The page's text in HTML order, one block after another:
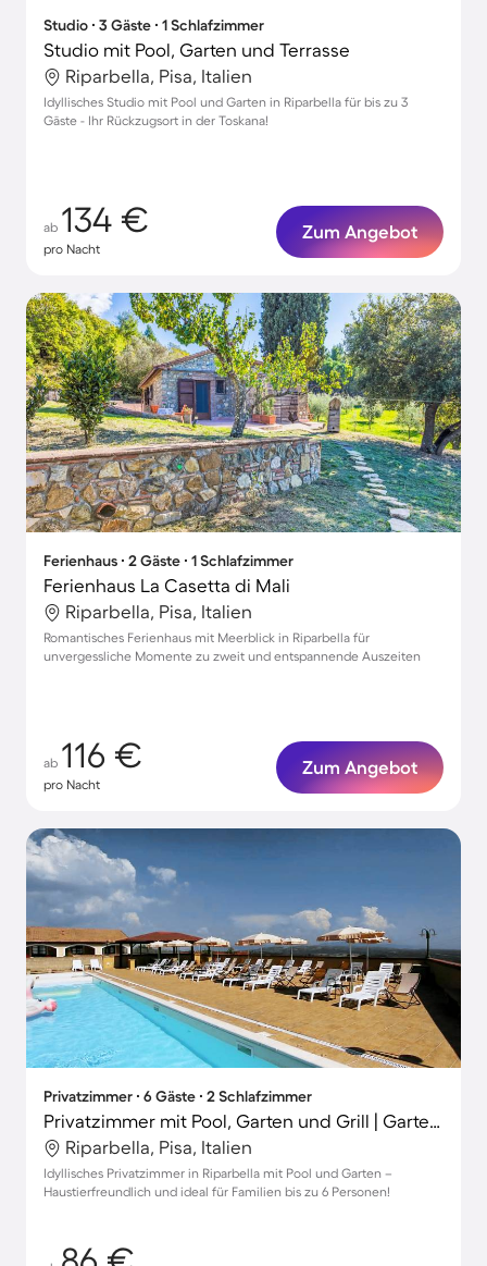
Studio ∙ 3 Gäste ∙ 1 Schlafzimmer
Studio mit Pool, Garten und Terrasse
Riparbella, Pisa, Italien
Idyllisches Studio mit Pool und Garten in Riparbella für bis zu 3
Gäste - Ihr Rückzugsort in der Toskana!
ab 134 €
pro Nacht
Zum Angebot
Ferienhaus ∙ 2 Gäste ∙ 1 Schlafzimmer
Ferienhaus La Casetta di Mali
Riparbella, Pisa, Italien
Romantisches Ferienhaus mit Meerblick in Riparbella für
unvergessliche Momente zu zweit und entspannende Auszeiten
ab 116 €
pro Nacht
Zum Angebot
Privatzimmer ∙ 6 Gäste ∙ 2 Schlafzimmer
Privatzimmer mit Pool, Garten und Grill | Gartenblick
Riparbella, Pisa, Italien
Idyllisches Privatzimmer in Riparbella mit Pool und Garten –
Haustierfreundlich und ideal für Familien bis zu 6 Personen!